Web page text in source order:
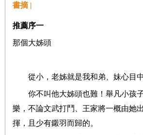
書摘 |
推薦序一
那個大姊頭
從小，老姊就是我和弟、妹心目中
你不叫他大姊頭也難！舉凡小孩
樂，不論文武打鬥、王家將一概由她
揮，且少有鎩羽而歸的。